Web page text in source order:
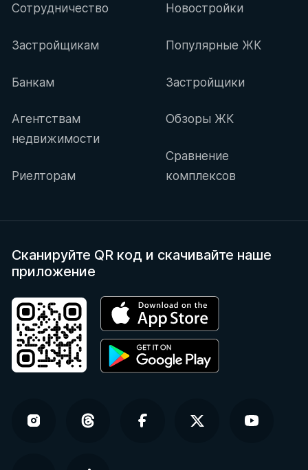
Сотрудничество
Застройщикам
Банкам
Агентствам
недвижимости
Риелторам
Новостройки
Популярные ЖК
Застройщики
Обзоры ЖК
Сравнение
комплексов
Сканируйте QR код и скачивайте наше
приложение